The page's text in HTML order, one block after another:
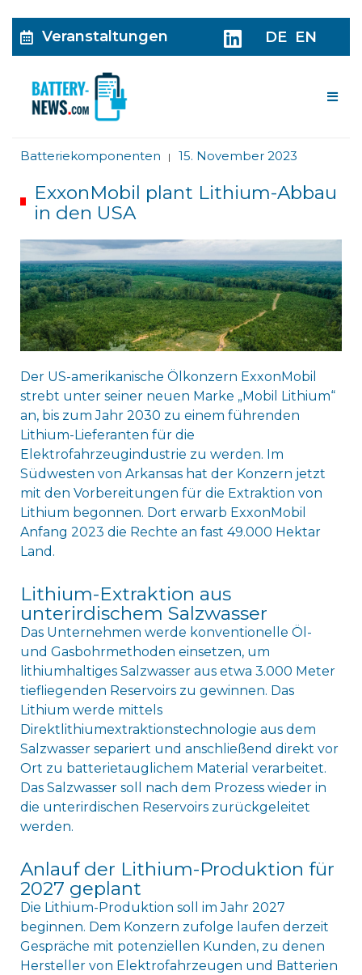
Veranstaltungen DE EN
Batteriekomponenten | 15. November 2023
ExxonMobil plant Lithium-Abbau
in den USA
Der US-amerikanische Ölkonzern ExxonMobil
strebt unter seiner neuen Marke „Mobil Lithium“
an, bis zum Jahr 2030 zu einem führenden
Lithium-Lieferanten für die
Elektrofahrzeugindustrie zu werden. Im
Südwesten von Arkansas hat der Konzern jetzt
mit den Vorbereitungen für die Extraktion von
Lithium begonnen. Dort erwarb ExxonMobil
Anfang 2023 die Rechte an fast 49.000 Hektar
Land.
Lithium-Extraktion aus
unterirdischem Salzwasser
Das Unternehmen werde konventionelle Öl-
und Gasbohrmethoden einsetzen, um
lithiumhaltiges Salzwasser aus etwa 3.000 Meter
tiefliegenden Reservoirs zu gewinnen. Das
Lithium werde mittels
Direktlithiumextraktionstechnologie aus dem
Salzwasser separiert und anschließend direkt vor
Ort zu batterietauglichem Material verarbeitet.
Das Salzwasser soll nach dem Prozess wieder in
die unterirdischen Reservoirs zurückgeleitet
werden.
Anlauf der Lithium-Produktion für
2027 geplant
Die Lithium-Produktion soll im Jahr 2027
beginnen. Dem Konzern zufolge laufen derzeit
Gespräche mit potenziellen Kunden, zu denen
Hersteller von Elektrofahrzeugen und Batterien